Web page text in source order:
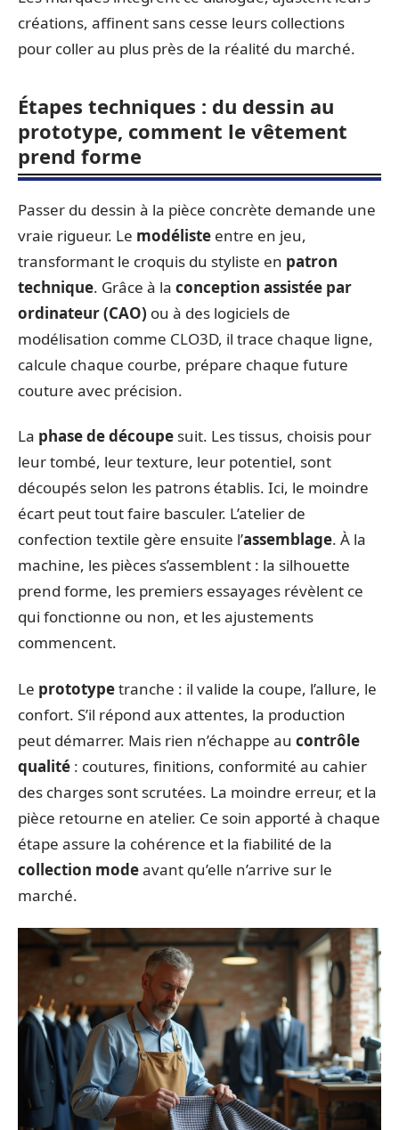
créations, affinent sans cesse leurs collections
pour coller au plus près de la réalité du marché.
Étapes techniques : du dessin au
prototype, comment le vêtement
prend forme
Passer du dessin à la pièce concrète demande une
vraie rigueur. Le modéliste entre en jeu,
transformant le croquis du styliste en patron
technique. Grâce à la conception assistée par
ordinateur (CAO) ou à des logiciels de
modélisation comme CLO3D, il trace chaque ligne,
calcule chaque courbe, prépare chaque future
couture avec précision.
La phase de découpe suit. Les tissus, choisis pour
leur tombé, leur texture, leur potentiel, sont
découpés selon les patrons établis. Ici, le moindre
écart peut tout faire basculer. L’atelier de
confection textile gère ensuite l’assemblage. À la
machine, les pièces s’assemblent : la silhouette
prend forme, les premiers essayages révèlent ce
qui fonctionne ou non, et les ajustements
commencent.
Le prototypetranche : il valide la coupe, l’allure, le
confort. S’il répond aux attentes, la production
peut démarrer. Mais rien n’échappe au contrôle
qualité : coutures, finitions, conformité au cahier
des charges sont scrutées. La moindre erreur, et la
pièce retourne en atelier. Ce soin apporté à chaque
étape assure la cohérence et la fiabilité de la
collection modeavant qu’elle n’arrive sur le
marché.